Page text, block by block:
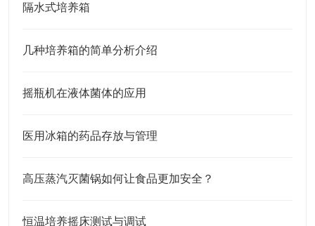
隔水式培养箱
几种培养箱的简单分析介绍
摇瓶机在液体菌体的应用
医用冰箱的药品存放与管理
高压蒸汽灭菌锅如何让食品更加安全？
恒温培养摇床测试与调试